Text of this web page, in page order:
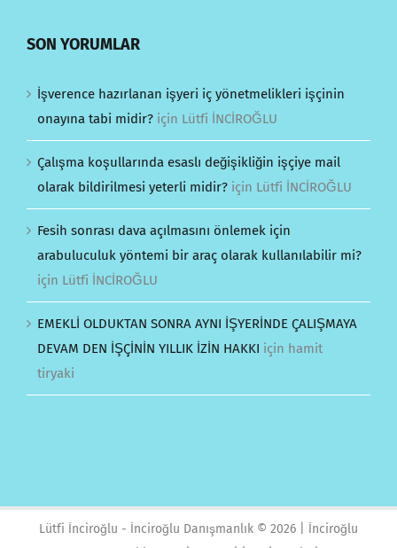
SON YORUMLAR
İşverence hazırlanan işyeri iç yönetmelikleri işçinin
onayına tabi midir? için Lütfi İNCİROĞLU
Çalışma koşullarında esaslı değişikliğin işçiye mail
olarak bildirilmesi yeterli midir? için Lütfi İNCİROĞLU
Fesih sonrası dava açılmasını önlemek için
arabuluculuk yöntemi bir araç olarak kullanılabilir mi?
için Lütfi İNCİROĞLU
EMEKLİ OLDUKTAN SONRA AYNI İŞYERİNDE ÇALIŞMAYA
DEVAM DEN İŞÇİNİN YILLIK İZİN HAKKI için hamit
tiryaki
Lütfi İnciroğlu - İnciroğlu Danışmanlık © 2026 | İnciroğlu